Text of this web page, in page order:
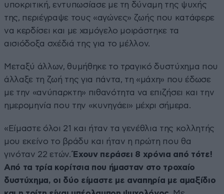
υποκριτική, εντυπωσίασε με τη δύναμη της ψυχής
της, περιέγραψε τους «αγώνες» ζωής που κατάφερε
να κερδίσει και με χαμόγελο μοιράστηκε τα
αισιόδοξα σχέδιά της για το μέλλον.
Μεταξύ άλλων, θυμήθηκε το τραγικό δυστύχημα που
άλλαξε τη ζωή της για πάντα, τη «μάχη» που έδωσε
με την «ανύπαρκτη» πιθανότητα να επιζήσει και την
ημερομηνία που την «κυνηγάει» μέχρι σήμερα.
«Είμαστε όλοι 21 και ήταν τα γενέθλια της κολλητής
μου εκείνο το βράδυ και ήταν η πρώτη που θα
γινόταν 22 ετών.Έχουν περάσει 8 χρόνια από τότε!
Από τα τρία κορίτσια που ήμασταν στο τροχαίο
δυστύχημα, οι δύο είμαστε με αναπηρία με αμαξίδιο